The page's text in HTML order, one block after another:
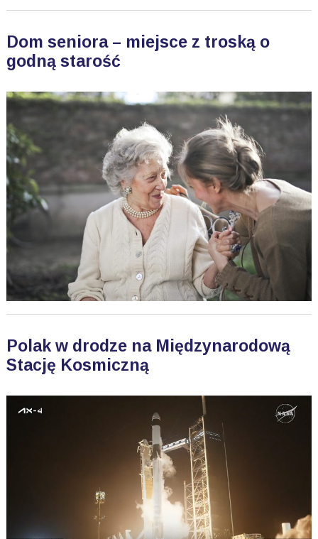
Dom seniora – miejsce z troską o
godną starość
Polak w drodze na Międzynarodową
Stację Kosmiczną